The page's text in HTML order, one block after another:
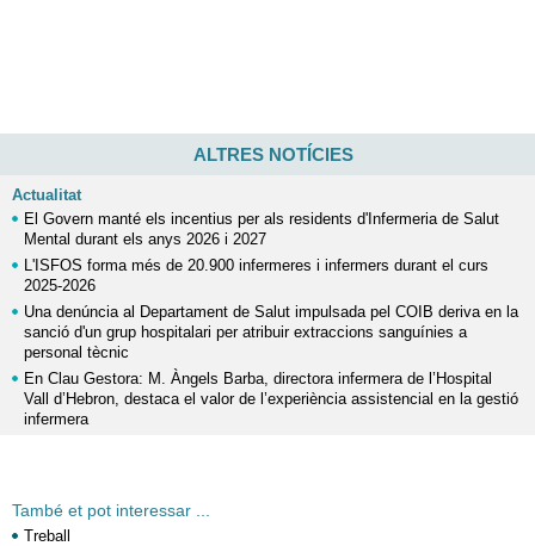
ALTRES NOTÍCIES
Actualitat
El Govern manté els incentius per als residents d'Infermeria de Salut
Mental durant els anys 2026 i 2027
L'ISFOS forma més de 20.900 infermeres i infermers durant el curs
2025-2026
Una denúncia al Departament de Salut impulsada pel COIB deriva en la
sanció d'un grup hospitalari per atribuir extraccions sanguínies a
personal tècnic
En Clau Gestora: M. Àngels Barba, directora infermera de l’Hospital
Vall d’Hebron, destaca el valor de l’experiència assistencial en la gestió
infermera
També et pot interessar ...
Treball